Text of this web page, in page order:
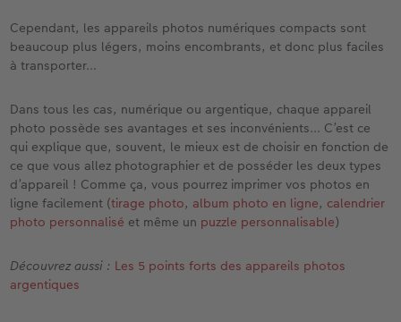
Cependant, les appareils photos numériques compacts sont
beaucoup plus légers, moins encombrants, et donc plus faciles
à transporter…
Dans tous les cas, numérique ou argentique, chaque appareil
photo possède ses avantages et ses inconvénients… C’est ce
qui explique que, souvent, le mieux est de choisir en fonction de
ce que vous allez photographier et de posséder les deux types
d’appareil ! Comme ça, vous pourrez imprimer vos photos en
ligne facilement (tirage photo, album photo en ligne, calendrier
photo personnalisé et même un puzzle personnalisable)
Découvrez aussi : Les 5 points forts des appareils photos
argentiques